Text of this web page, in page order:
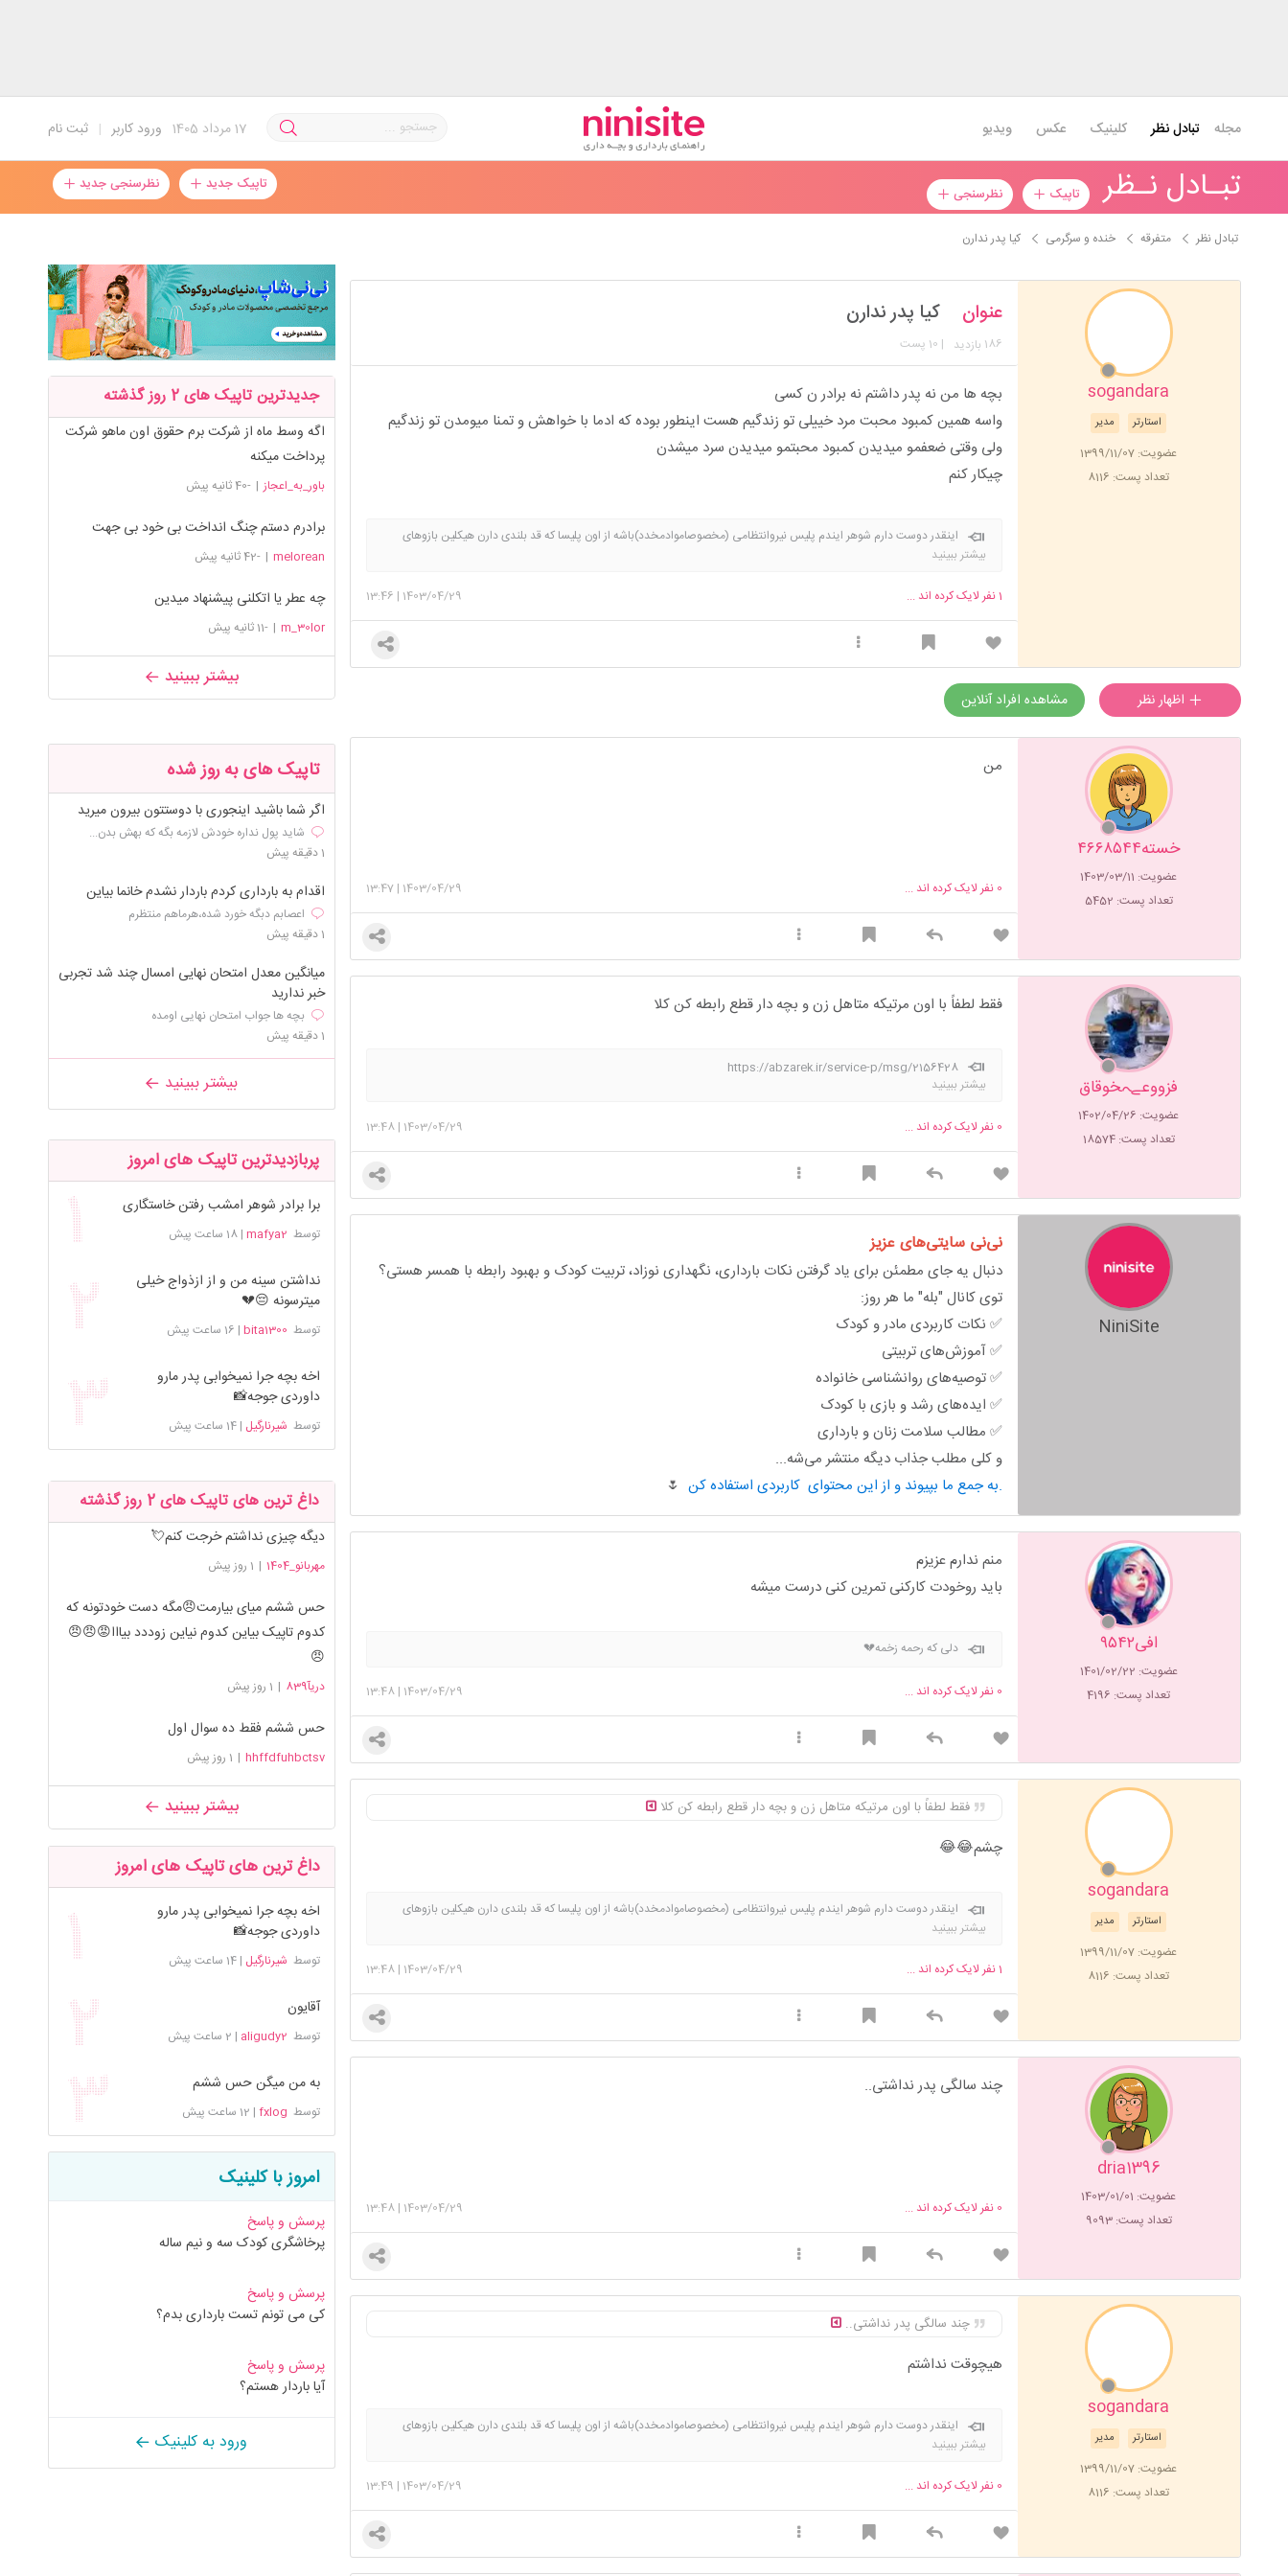
ثبت نام | ورود کاربر 17مرداد 1405 مجله تبادل نظر کلینیک عکس ویدیو
تبـادل نـظر تاپیک نظرسنجی تاپیک جدید نظرسنجی جدید
تبادل نظر متفرقه خنده و سرگرمی کیا پدر ندارن
sogandara
مدیر استارتر
عضویت: 1399/11/07
تعداد پست: 8116
عنوان کیا پدر ندارن
186 بازدید | 10 پست
بچه ها من نه پدر داشتم نه برادر ن کسی
واسه همین کمبود محبت مرد خییلی تو زندگیم هست اینطور بوده که ادما با خواهش و تمنا میومدن تو زندگیم
ولی وقتی ضعفمو میدیدن کمبود محبتمو میدیدن سرد میشدن
چیکار کنم
اینقدر دوست دارم شوهر ایندم پلیس نیروانتظامی (مخصوصاموادمخدد)باشه از اون پلیسا که قد بلندی دارن هیکلین بازوهای
بزرگی دارن و چشم ابرومشکین ته ریش دارن و باهمه مغرورن و اخمو فقط با خانوادشون مهربونن😎یه صلوات بفرستین همینطوربیشتر ببینید
1403/04/29
|
13:46 1نفر لایک کرده اند ...
مشاهده افراد آنلاین
خسته۴۶۶۸۵۴۴
عضویت: 1403/03/11
تعداد پست: 5452
من
1403/04/29
|
13:47 0 نفر لایک کرده اند ...
فزووعےہخوقاق
عضویت: 1402/04/26
تعداد پست: 18574
فقط لطفاً با اون مرتیکه متاهل زن و بچه دار قطع رابطه کن کلا
https://abzarek.ir/service-p/msg/2156428
بیشتر ببینید
1403/04/29
|
13:48 0 نفر لایک کرده اند ...
NiniSite
نی‌نی سایتی‌های عزیز
دنبال یه جای مطمئن برای یاد گرفتن نکات بارداری، نگهداری نوزاد، تربیت کودک و بهبود رابطه با همسر هستی؟
توی کانال "بله" ما هر روز:
✅ نکات کاربردی مادر و کودک
✅ آموزش‌های تربیتی
✅ توصیه‌های روانشناسی خانواده
✅ ایده‌های رشد و بازی با کودک
✅ مطالب سلامت زنان و بارداری
و کلی مطلب جذاب دیگه منتشر می‌شه...
به جمع ما بپیوند و از این محتوای کاربردی استفاده کن.
🌷
افی۹۵۴۲
عضویت: 1401/02/22
تعداد پست: 4196
منم ندارم عزیزم
باید روخودت کارکنی تمرین کنی درست میشه
دلی که رحمه زخمه💔
1403/04/29
|
13:48 0 نفر لایک کرده اند ...
sogandara
مدیر استارتر
عضویت: 1399/11/07
تعداد پست: 8116
فقط لطفاً با اون مرتیکه متاهل زن و بچه دار قطع رابطه کن کلا
چشم😂😂
اینقدر دوست دارم شوهر ایندم پلیس نیروانتظامی (مخصوصاموادمخدد)باشه از اون پلیسا که قد بلندی دارن هیکلین بازوهای
بزرگی دارن و چشم ابرومشکین ته ریش دارن و باهمه مغرورن و اخمو فقط با خانوادشون مهربونن😎یه صلوات بفرستین همینطوربیشتر ببینید
1403/04/29
|
13:48 1نفر لایک کرده اند ...
dria1396
عضویت: 1403/01/01
تعداد پست: 9093
چند سالگی پدر نداشتی..
1403/04/29
|
13:48 0 نفر لایک کرده اند ...
sogandara
مدیر استارتر
عضویت: 1399/11/07
تعداد پست: 8116
چند سالگی پدر نداشتی..
هیچوقت نداشتم
اینقدر دوست دارم شوهر ایندم پلیس نیروانتظامی (مخصوصاموادمخدد)باشه از اون پلیسا که قد بلندی دارن هیکلین بازوهای
بزرگی دارن و چشم ابرومشکین ته ریش دارن و باهمه مغرورن و اخمو فقط با خانوادشون مهربونن😎یه صلوات بفرستین همینطوربیشتر ببینید
1403/04/29
|
13:49 0 نفر لایک کرده اند ...
جدیدترین تاپیک های 2 روز گذشته
اگه وسط ماه از شرکت برم حقوق اون ماهو شرکت
پرداخت میکنه
باور_به_اعجاز | -40 ثانیه پیش
برادرم دستم چنگ انداخت بی خود بی جهت
melorean
| -42 ثانیه پیش
چه عطر یا اتکلنی پیشنهاد میدین
m_30lor
| -11 ثانیه پیش
بیشتر ببینید
تاپیک های به روز شده
اگر شما باشید اینجوری با دوستتون بیرون میرید
شاید پول نداره خودش لازمه بگه که بهش بدن...
1 دقیقه پیش
اقدام به بارداری کردم باردار نشدم خانما بیاین
اعصابم دبگه خورد شده،هرماهم منتظرم
1 دقیقه پیش
میانگین معدل امتحان نهایی امسال چند شد تجربی
خبر ندارید
بچه ها جواب امتحان نهایی اومده
1 دقیقه پیش
بیشتر ببینید
پربازدیدترین تاپیک های امروز
برا برادر شوهر امشب رفتن خاستگاری
توسط mafya2
|18 ساعت پیش
نداشتن سینه من و از ازذواج خیلی
میترسونه 😔💔
توسط bita1300
| 16 ساعت پیش
اخه بچه جرا نمیخوابی پدر مارو
داوردی جوجه📸
توسط شیرنارگیل |14 ساعت پیش
داغ ترین های تاپیک های 2 روز گذشته
دیگه چیزی نداشتم خرجت کنم💘
مهربانو_1404 | 1 روز پیش
حس ششم میای بیارمت😠مگه دست خودتونه که
کدوم تاپیک بیاین کدوم نیاین زوددد بیااا😡😠😠
😠
دریآ839 | 1 روز پیش
حس ششم فقط ده سوال اول
hhffdfuhbctsv
| 1 روز پیش
بیشتر ببینید
داغ ترین های تاپیک های امروز
اخه بچه جرا نمیخوابی پدر مارو
داوردی جوجه📸
توسط شیرنارگیل |14 ساعت پیش
آقایون
توسط aligudy2
| 2 ساعت پیش
به من میگن حس ششم
توسط fxlog
| 12 ساعت پیش
امروز با کلینیک
پرسش و پاسخ
پرخاشگری کودک سه و نیم ساله
پرسش و پاسخ
کی می تونم تست بارداری بدم؟
پرسش و پاسخ
آیا باردار هستم؟
ورود به کلینیک